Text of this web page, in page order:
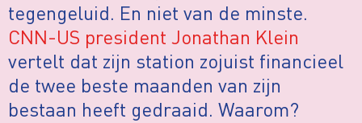
tegengeluid. En niet van de minste.
CNN-US president Jonathan Klein
vertelt dat zijn station zojuist financieel
de twee beste maanden van zijn
bestaan heeft gedraaid. Waarom?